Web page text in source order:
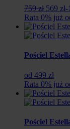
759 zł
cena
759
569 zł-
Rata 0% już
Pościel
od 499 zł
Rata 0% już
Pościel